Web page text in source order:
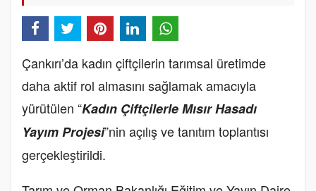
Çankırı’da kadın çiftçilerin tarımsal üretimde
daha aktif rol almasını sağlamak amacıyla
yürütülen “Kadın Çiftçilerle Mısır Hasadı
Yayım Projesi”nin açılış ve tanıtım toplantısı
gerçekleştirildi.